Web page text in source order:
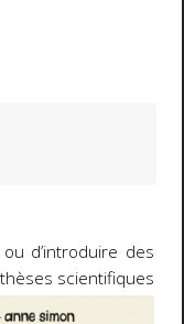
d’introduire des
scientifiques